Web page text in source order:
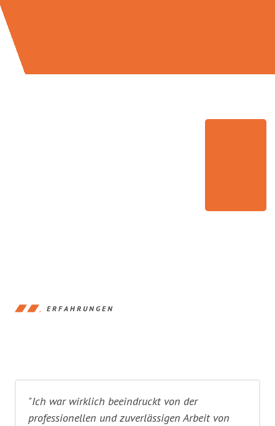
ERFAHRUNGEN
"Ich war wirklich beeindruckt von der
professionellen und zuverlässigen Arbeit von